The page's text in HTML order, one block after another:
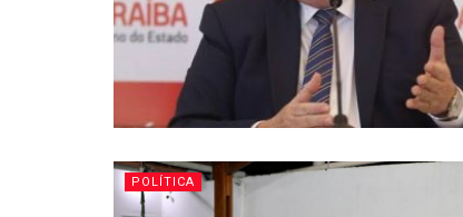
POLÍTICA